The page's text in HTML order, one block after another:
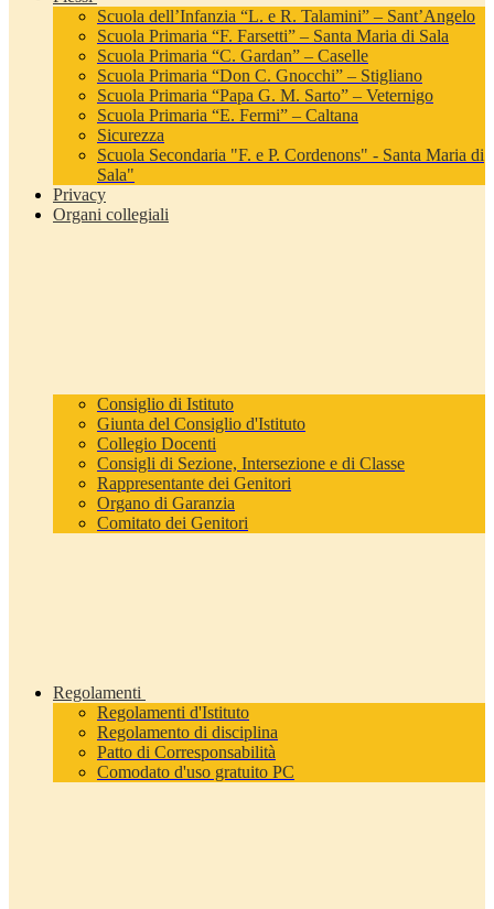
Scuola dell’Infanzia “L. e R. Talamini” – Sant’Angelo
Scuola Primaria “F. Farsetti” – Santa Maria di Sala
Scuola Primaria “C. Gardan” – Caselle
Scuola Primaria “Don C. Gnocchi” – Stigliano
Scuola Primaria “Papa G. M. Sarto” – Veternigo
Scuola Primaria “E. Fermi” – Caltana
Sicurezza
Scuola Secondaria "F. e P. Cordenons" - Santa Maria di
Sala"
Privacy
Organi collegiali
Consiglio di Istituto
Giunta del Consiglio d'Istituto
Collegio Docenti
Consigli di Sezione, Intersezione e di Classe
Rappresentante dei Genitori
Organo di Garanzia
Comitato dei Genitori
Regolamenti
Regolamenti d'Istituto
Regolamento di disciplina
Patto di Corresponsabilità
Comodato d'uso gratuito PC